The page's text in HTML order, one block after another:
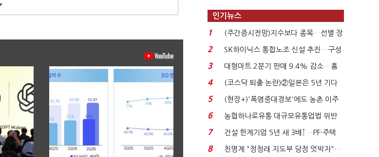
인기뉴스
1
(주간증시전망)지수보다 종목…선별 장
세 이어진다...
2
SK하이닉스 통합노조 신설 추진…구성
원 간 성과급 불...
3
대형마트 2분기 판매 9.4% 감소…홈
플러스 사태 여파...
4
(코스닥 퇴출 논란)②일본은 5년 기다
려주는데 우리는 ...
5
(현장+)'폭염중대경보'에도 농촌 이주
노동자는 강행군…'야...
6
농협하나로유통 대규모유통업법 위반
적발…공정위, 과...
7
건설 한계기업 5년 새 3배↑…PF·주택
침체에 재무 ...
8
친명계 "정청래 지도부 당정 엇박자"…